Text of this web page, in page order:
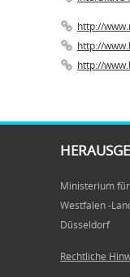
http://
http://
http://
Ministerium
Westfalen -
Düsseldorf
Rechtliche